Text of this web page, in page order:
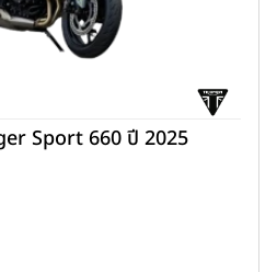
Sport 660 ปี 2025